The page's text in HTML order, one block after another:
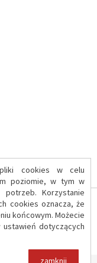
cookies w celu
poziomie, w tym w
potrzeb. Korzystanie
cookies oznacza, że
końcowym. Możecie
ustawień dotyczących
zamknij